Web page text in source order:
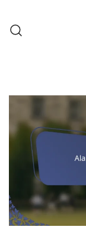
content